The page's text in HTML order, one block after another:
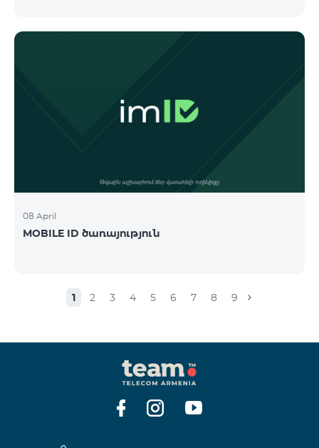
08 April
MOBILE ID ծառայություն
1 2 3 4 5 6 7 8 9